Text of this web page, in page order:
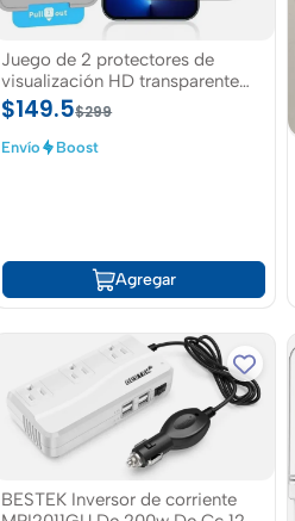
Juego de 2 protectores de
visualización HD transparente
para iPhone 13Pro max
$149.5$299
Envío Boost
Agregar
BESTEK Inversor de corriente